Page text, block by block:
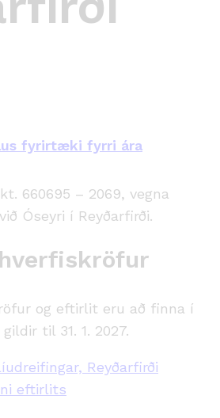
fyrirtæki fyrri ára
660695 – 2069, vegna
Óseyri í Reyðarfirði.
og eftirlit eru að finna í
til 31. 1. 2027.
Reyðarfirði
eftirlits